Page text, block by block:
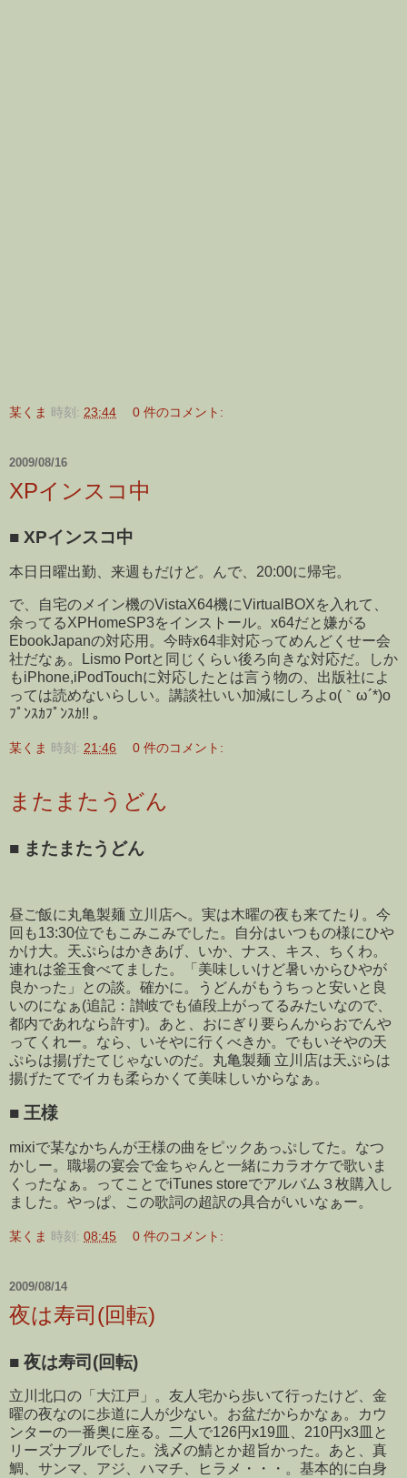
某くま 時刻: 23:44 0 件のコメント:
2009/08/16
XPインスコ中
■ XPインスコ中
本日日曜出勤、来週もだけど。んで、20:00に帰宅。
で、自宅のメイン機のVistaX64機にVirtualBOXを入れて、
余ってるXPHomeSP3をインストール。x64だと嫌がる
EbookJapanの対応用。今時x64非対応ってめんどくせー会
社だなぁ。Lismo Portと同じくらい後ろ向きな対応だ。しか
もiPhone,iPodTouchに対応したとは言う物の、出版社によ
っては読めないらしい。講談社いい加減にしろよo(｀ω´*)o
ﾌﾟﾝｽｶﾌﾟﾝｽｶ!! 。
某くま 時刻: 21:46 0 件のコメント:
またまたうどん
■ またまたうどん
昼ご飯に丸亀製麺 立川店へ。実は木曜の夜も来てたり。今
回も13:30位でもこみこみでした。自分はいつもの様にひや
かけ大。天ぷらはかきあげ、いか、ナス、キス、ちくわ。
連れは釜玉食べてました。「美味しいけど暑いからひやが
良かった」との談。確かに。うどんがもうちっと安いと良
いのになぁ(追記：讃岐でも値段上がってるみたいなので、
都内であれなら許す)。あと、おにぎり要らんからおでんや
ってくれー。なら、いそやに行くべきか。でもいそやの天
ぷらは揚げたてじゃないのだ。丸亀製麺 立川店は天ぷらは
揚げたてでイカも柔らかくて美味しいからなぁ。
■ 王様
mixiで某なかちんが王様の曲をピックあっぷしてた。なつ
かしー。職場の宴会で金ちゃんと一緒にカラオケで歌いま
くったなぁ。ってことでiTunes storeでアルバム３枚購入し
ました。やっぱ、この歌詞の超訳の具合がいいなぁー。
某くま 時刻: 08:45 0 件のコメント:
2009/08/14
夜は寿司(回転)
■ 夜は寿司(回転)
立川北口の「大江戸」。友人宅から歩いて行ったけど、金
曜の夜なのに歩道に人が少ない。お盆だからかなぁ。カウ
ンターの一番奥に座る。二人で126円x19皿、210円x3皿と
リーズナブルでした。浅〆の鯖とか超旨かった。あと、真
鯛、サンマ、アジ、ハマチ、ヒラメ・・・。基本的に白身